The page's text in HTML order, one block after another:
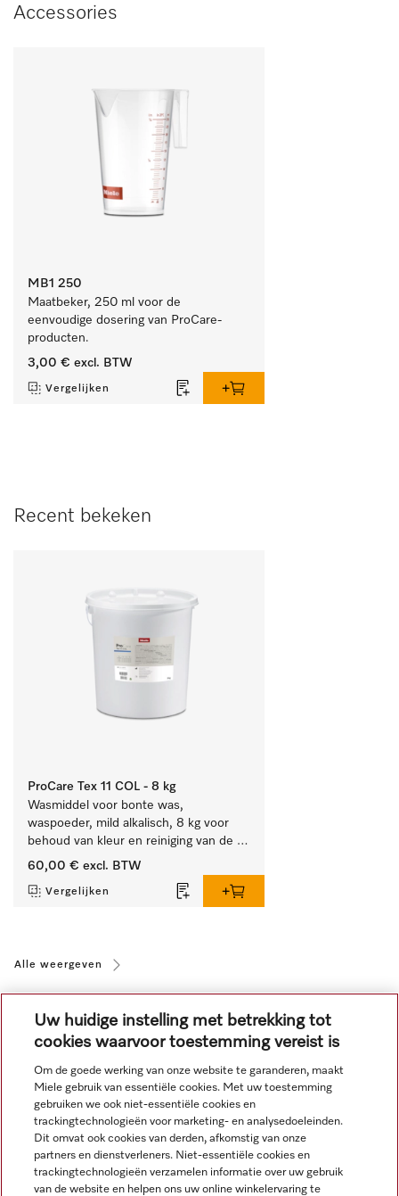
Accessories
MB1 250
Maatbeker, 250 ml voor de
eenvoudige dosering van ProCare-
producten.
3,00 € excl. BTW
Vergelijken
Recent bekeken
ProCare Tex 11 COL - 8 kg
Wasmiddel voor bonte was,
waspoeder, mild alkalisch, 8 kg voor
behoud van kleur en reiniging van de
bonte was.
60,00 € excl. BTW
Vergelijken
Alle weergeven
Navigatie
Service
Uw huidige instelling met betrekking tot
cookies waarvoor toestemming vereist is
Om de goede werking van onze website te garanderen, maakt
Miele gebruik van essentiële cookies. Met uw toestemming
gebruiken we ook niet-essentiële cookies en
trackingtechnologieën voor marketing- en analysedoeleinden.
Dit omvat ook cookies van derden, afkomstig van onze
partners en dienstverleners. Niet-essentiële cookies en
trackingtechnologieën verzamelen informatie over uw gebruik
van de website en helpen ons uw online winkelervaring te